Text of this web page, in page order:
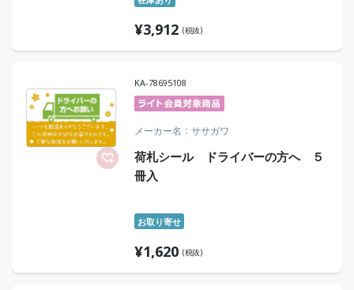
¥3,912 (税抜)
KA-78695108
メーカー名 ササガワ
荷札シール ドライバーの方へ ５
冊入
お取り寄せ
¥1,620 (税抜)